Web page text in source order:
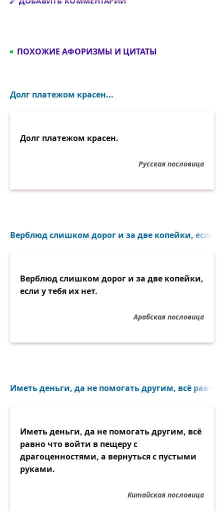
ПОХОЖИЕ АФОРИЗМЫ И ЦИТАТЫ
Долг платежом красен...
Долг платежом красен.
Русская пословица
Верблюд слишком дорог и за две копейки, если у
Верблюд слишком дорог и за две копейки,
если у тебя их нет.
Арабская пословица
Иметь деньги, да не помогать другим, всё равно
Иметь деньги, да не помогать другим, всё
равно что войти в пещеру с
драгоценностями, а вернуться с пустыми
руками.
Китайская пословица